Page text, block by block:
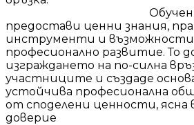
предостави ценни знания,
инструменти и възможности
професионално развитие. То
изграждането на по-силна
участниците и създаде
устойчива професионална
от споделени ценности, ясна
доверие